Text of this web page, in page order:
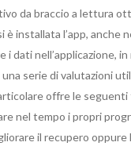
da braccio a lettura
è installata l’app, anche
dati nell’applicazione,
serie di valutazioni
offre le
nel tempo i propri
il recupero